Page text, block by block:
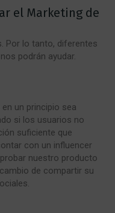
el Marketing de
Por lo tanto, diferentes
podrán ayudar.
un principio sea
si los usuarios no
suficiente que
con un influencer
nuestro producto
de compartir su